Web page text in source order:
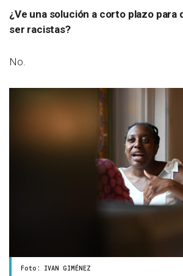
¿Ve una solución a corto plazo para
ser racistas?
No.
Foto: IVAN GIMÉNEZ